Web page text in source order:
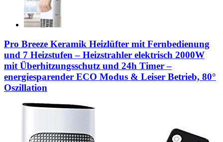
Pro Breeze Keramik Heizlüfter mit Fernbedienung
und 7 Heizstufen – Heizstrahler elektrisch 2000W
mit Überhitzungsschutz und 24h Timer –
energiesparender ECO Modus & Leiser Betrieb, 80°
Oszillation